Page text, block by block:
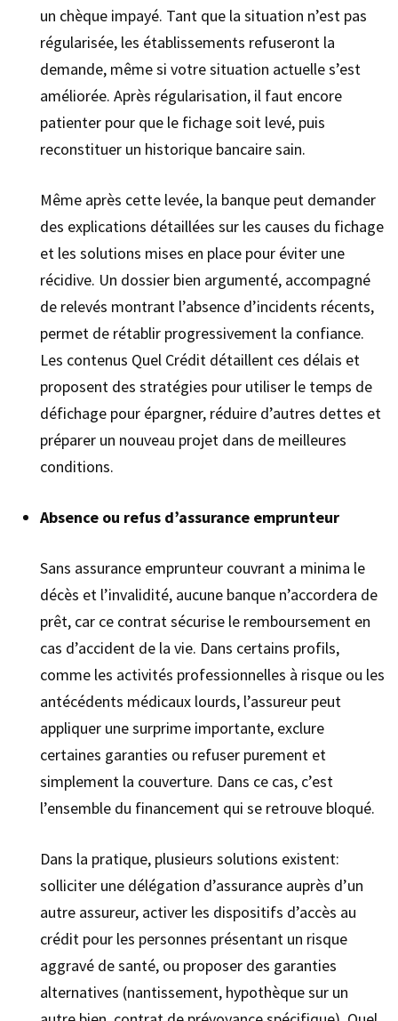
un chèque impayé. Tant que la situation n’est pas
régularisée, les établissements refuseront la
demande, même si votre situation actuelle s’est
améliorée. Après régularisation, il faut encore
patienter pour que le fichage soit levé, puis
reconstituer un historique bancaire sain.
Même après cette levée, la banque peut demander
des explications détaillées sur les causes du fichage
et les solutions mises en place pour éviter une
récidive. Un dossier bien argumenté, accompagné
de relevés montrant l’absence d’incidents récents,
permet de rétablir progressivement la confiance.
Les contenus Quel Crédit détaillent ces délais et
proposent des stratégies pour utiliser le temps de
défichage pour épargner, réduire d’autres dettes et
préparer un nouveau projet dans de meilleures
conditions.
Absence ou refus d’assurance emprunteur
Sans assurance emprunteur couvrant a minima le
décès et l’invalidité, aucune banque n’accordera de
prêt, car ce contrat sécurise le remboursement en
cas d’accident de la vie. Dans certains profils,
comme les activités professionnelles à risque ou les
antécédents médicaux lourds, l’assureur peut
appliquer une surprime importante, exclure
certaines garanties ou refuser purement et
simplement la couverture. Dans ce cas, c’est
l’ensemble du financement qui se retrouve bloqué.
Dans la pratique, plusieurs solutions existent:
solliciter une délégation d’assurance auprès d’un
autre assureur, activer les dispositifs d’accès au
crédit pour les personnes présentant un risque
aggravé de santé, ou proposer des garanties
alternatives (nantissement, hypothèque sur un